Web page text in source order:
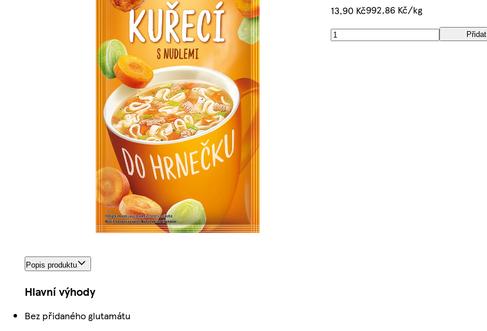
13,90 Kč992,86 Kč/kg
Přidat
Popis produktu
Hlavní výhody
Bez přidaného glutamátu